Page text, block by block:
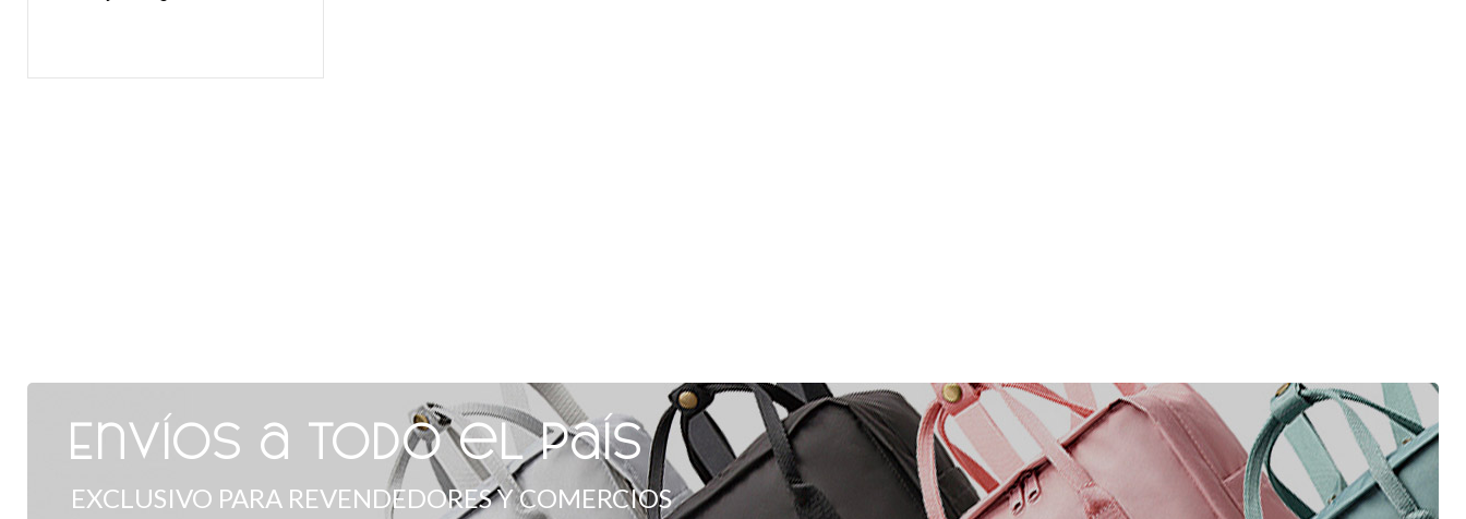
Envíos a todo el país
EXCLUSIVO PARA REVENDEDORES Y COMERCIOS